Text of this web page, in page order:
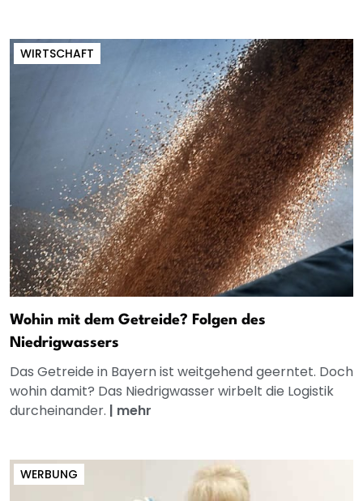
WIRTSCHAFT
Wohin mit dem Getreide? Folgen des
Niedrigwassers
Das Getreide in Bayern ist weitgehend geerntet. Doch
wohin damit? Das Niedrigwasser wirbelt die Logistik
durcheinander. | mehr
WERBUNG